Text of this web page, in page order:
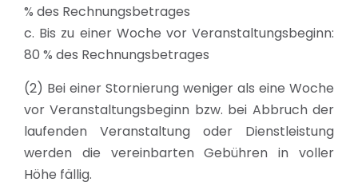
% des Rechnungsbetrages
c. Bis zu einer Woche vor Veranstaltungsbeginn:
80 % des Rechnungsbetrages
(2) Bei einer Stornierung weniger als eine Woche
vor Veranstaltungsbeginn bzw. bei Abbruch der
laufenden Veranstaltung oder Dienstleistung
werden die vereinbarten Gebühren in voller
Höhe fällig.